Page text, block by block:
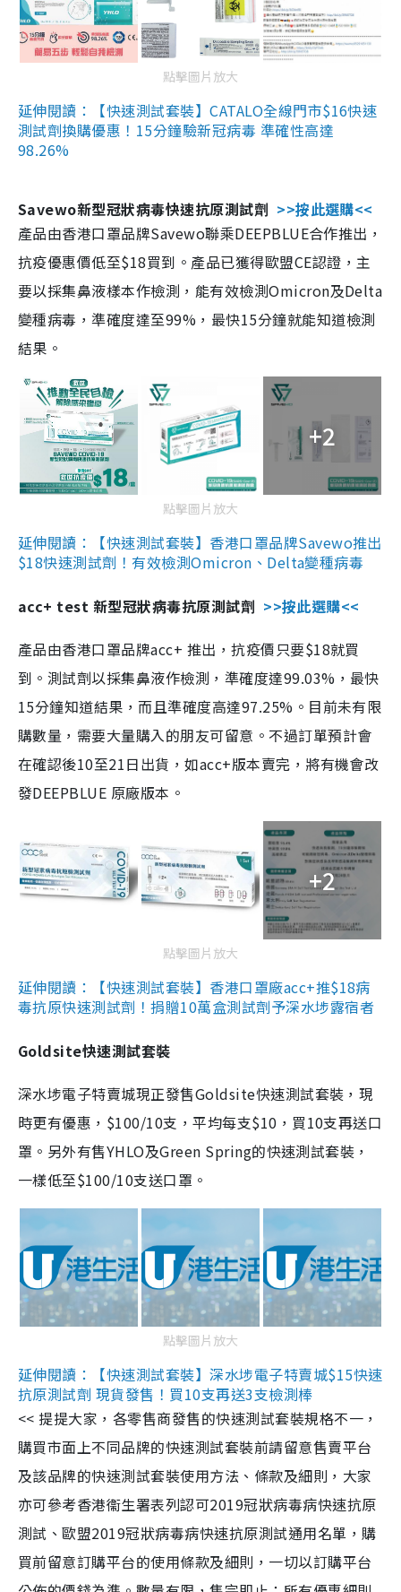
點擊圖片放大
延伸閱讀：【快速測試套裝】CATALO全線門市$16快速
測試劑換購優惠！15分鐘驗新冠病毒 準確性高達
98.26%
Savewo新型冠狀病毒快速抗原測試劑 >>按此選購<<
產品由香港口罩品牌Savewo聯乘DEEPBLUE合作推出，
抗疫優惠價低至$18買到。產品已獲得歐盟CE認證，主
要以採集鼻液樣本作檢測，能有效檢測Omicron及Delta
變種病毒，準確度達至99%，最快15分鐘就能知道檢測
結果。
+2
點擊圖片放大
延伸閱讀：【快速測試套裝】香港口罩品牌Savewo推出
$18快速測試劑！有效檢測Omicron、Delta變種病毒
acc+ test 新型冠狀病毒抗原測試劑 >>按此選購<<
產品由香港口罩品牌acc+ 推出，抗疫價只要$18就買
到。測試劑以採集鼻液作檢測，準確度達99.03%，最快
15分鐘知道結果，而且準確度高達97.25%。目前未有限
購數量，需要大量購入的朋友可留意。不過訂單預計會
在確認後10至21日出貨，如acc+版本賣完，將有機會改
發DEEPBLUE 原廠版本。
+2
點擊圖片放大
延伸閱讀：【快速測試套裝】香港口罩廠acc+推$18病
毒抗原快速測試劑！捐贈10萬盒測試劑予深水埗露宿者
Goldsite快速測試套裝
深水埗電子特賣城現正發售Goldsite快速測試套裝，現
時更有優惠，$100/10支，平均每支$10，買10支再送口
罩。另外有售YHLO及Green Spring的快速測試套裝，
一樣低至$100/10支送口罩。
點擊圖片放大
延伸閱讀：【快速測試套裝】深水埗電子特賣城$15快速
抗原測試劑 現貨發售！買10支再送3支檢測棒
<< 提提大家，各零售商發售的快速測試套裝規格不一，
購買市面上不同品牌的快速測試套裝前請留意售賣平台
及該品牌的快速測試套裝使用方法、條款及細則，大家
亦可參考香港衞生署表列認可2019冠狀病毒病快速抗原
測試、歐盟2019冠狀病毒病快速抗原測試通用名單，購
買前留意訂購平台的使用條款及細則，一切以訂購平台